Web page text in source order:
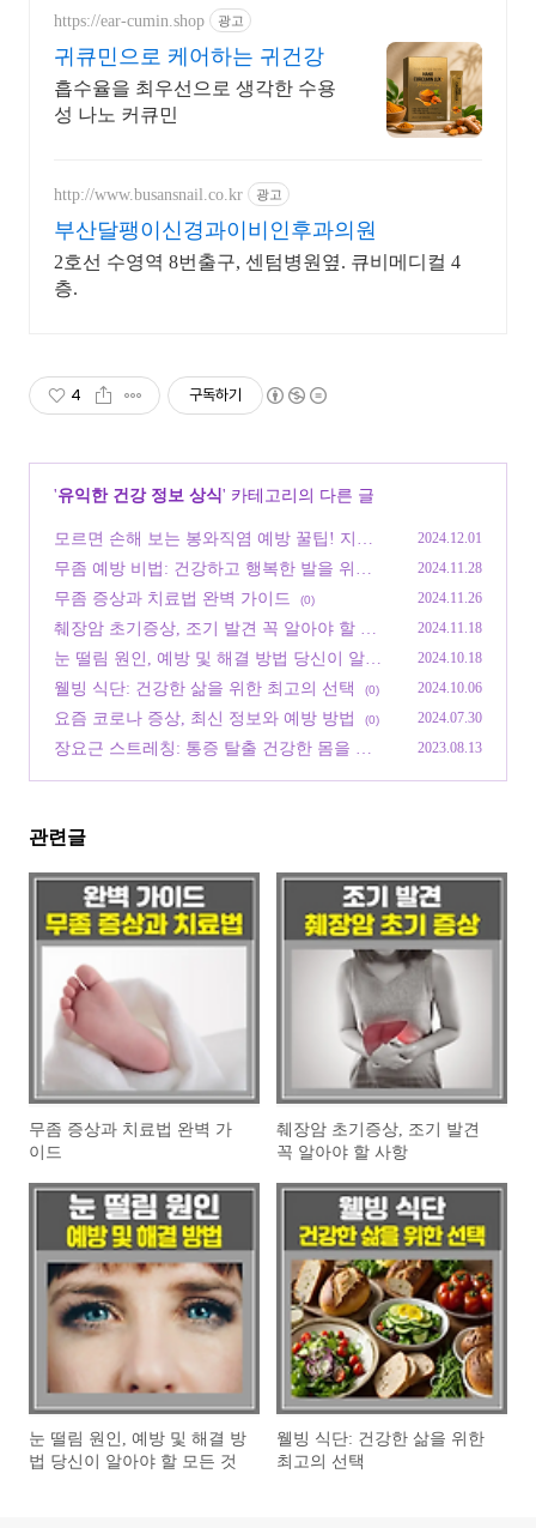
https://ear-cumin.shop 광고
귀큐민으로 케어하는 귀건강
흡수율을 최우선으로 생각한 수용
성 나노 커큐민
http://www.busansnail.co.kr 광고
부산달팽이신경과이비인후과의원
2호선 수영역 8번출구, 센텀병원옆. 큐비메디컬 4
층.
4 구독하기
'유익한 건강 정보 상식' 카테고리의 다른 글
모르면 손해 보는 봉와직염 예방 꿀팁! 지금
확인하기
(0)
2024.12.01
무좀 예방 비법: 건강하고 행복한 발을 위한
가이드 팁
(0)
2024.11.28
무좀 증상과 치료법 완벽 가이드 (0) 2024.11.26
췌장암 초기증상, 조기 발견 꼭 알아야 할 사
항
(0)
2024.11.18
눈 떨림 원인, 예방 및 해결 방법 당신이 알아
야 할 모든 것
(0)
2024.10.18
웰빙 식단: 건강한 삶을 위한 최고의 선택 (0) 2024.10.06
요즘 코로나 증상, 최신 정보와 예방 방법 (0) 2024.07.30
장요근 스트레칭: 통증 탈출 건강한 몸을 위
2023.08.13
관련글
무좀 증상과 치료법 완벽 가
이드
췌장암 초기증상, 조기 발견
꼭 알아야 할 사항
눈 떨림 원인, 예방 및 해결 방
법 당신이 알아야 할 모든 것
웰빙 식단: 건강한 삶을 위한
최고의 선택